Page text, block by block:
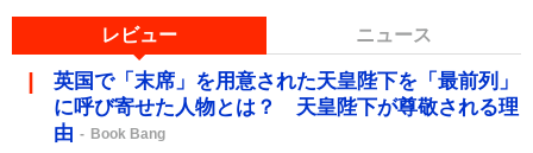
レビュー ニュース
英国で「末席」を用意された天皇陛下を「最前列」
に呼び寄せた人物とは？ 天皇陛下が尊敬される理
由
Book Bang